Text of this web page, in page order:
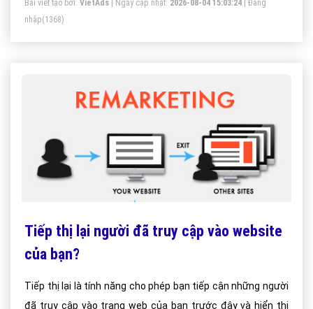
Bài viết tạo bởi: VietAds | Ngày cập nhật: 2026-08-04 15:03:24
Đăng
nhập(1368)
Tiếp thị lại người đã truy cập vào website
của bạn?
Tiếp thị lại là tính năng cho phép bạn tiếp cận những người
đã truy cập vào trang web của bạn trước đây và hiển thị